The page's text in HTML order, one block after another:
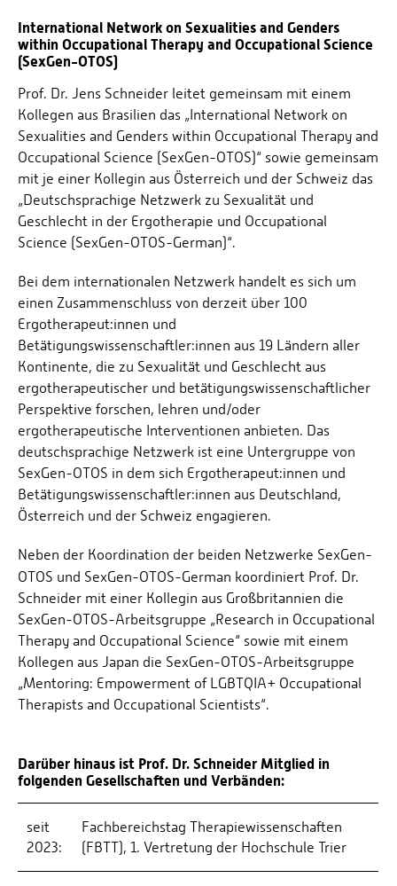
LEHRE
PUBLIKATIONEN UND PRÄSENTATIONEN
PROJEKTE
NETZWERKE / MITGLIEDSCHAFTEN
GLOBAL CONFERENCE
International Network on Sexualities and Genders
within Occupational Therapy and Occupational Science
(SexGen-OTOS)
Prof. Dr. Jens Schneider leitet gemeinsam mit einem
Kollegen aus Brasilien das „International Network on
Sexualities and Genders within Occupational Therapy and
Occupational Science (SexGen-OTOS)“ sowie gemeinsam
mit je einer Kollegin aus Österreich und der Schweiz das
„Deutschsprachige Netzwerk zu Sexualität und
Geschlecht in der Ergotherapie und Occupational
Science (SexGen-OTOS-German)“.
Bei dem internationalen Netzwerk handelt es sich um
einen Zusammenschluss von derzeit über 100
Ergotherapeut:innen und
Betätigungswissenschaftler:innen aus 19 Ländern aller
Kontinente, die zu Sexualität und Geschlecht aus
ergotherapeutischer und betätigungswissenschaftlicher
Perspektive forschen, lehren und/oder
ergotherapeutische Interventionen anbieten. Das
deutschsprachige Netzwerk ist eine Untergruppe von
SexGen-OTOS in dem sich Ergotherapeut:innen und
Betätigungswissenschaftler:innen aus Deutschland,
Österreich und der Schweiz engagieren.
Neben der Koordination der beiden Netzwerke SexGen-
OTOS und SexGen-OTOS-German koordiniert Prof. Dr.
Schneider mit einer Kollegin aus Großbritannien die
SexGen-OTOS-Arbeitsgruppe „Research in Occupational
Therapy and Occupational Science“ sowie mit einem
Kollegen aus Japan die SexGen-OTOS-Arbeitsgruppe
„Mentoring: Empowerment of LGBTQIA+ Occupational
Therapists and Occupational Scientists“.
Darüber hinaus ist Prof. Dr. Schneider Mitglied in
folgenden Gesellschaften und Verbänden:
seit
2023:
Fachbereichstag Therapiewissenschaften
(FBTT), 1. Vertretung der Hochschule Trier